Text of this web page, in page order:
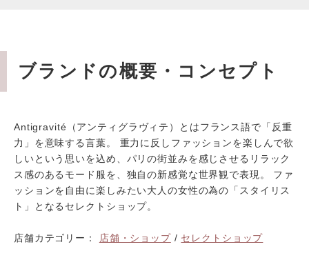
ブランドの概要・コンセプト
Antigravité（アンティグラヴィテ）とはフランス語で「反重
力」を意味する言葉。 重力に反しファッションを楽しんで欲
しいという思いを込め、パリの街並みを感じさせるリラック
ス感のあるモード服を、独自の新感覚な世界観で表現。 ファ
ッションを自由に楽しみたい大人の女性の為の「スタイリス
ト」となるセレクトショップ。
店舗カテゴリー： 店舗・ショップ/ セレクトショップ